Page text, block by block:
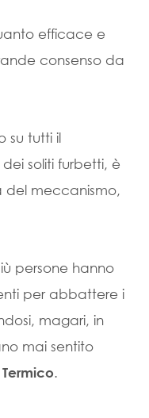
efficace e
consenso da
su tutti il
soliti furbetti, è
meccanismo,
persone hanno
per abbattere i
magari, in
mai sentito
.